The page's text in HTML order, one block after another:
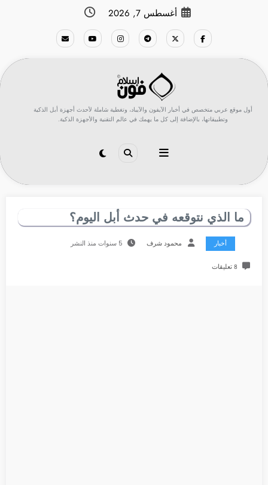
أغسطس 7, 2026
أول موقع عربي متخصص في أخبار الآيفون والآيباد، وتغطية شاملة لأحدث أجهزة أبل الذكية
وتطبيقاتها، بالإضافة إلى كل ما يهمك في عالم التقنية والأجهزة الذكية.
ما الذي نتوقعه في حدث أبل اليوم؟
أخبار محمود شرف 5 سنوات منذ النشر
8 تعليقات